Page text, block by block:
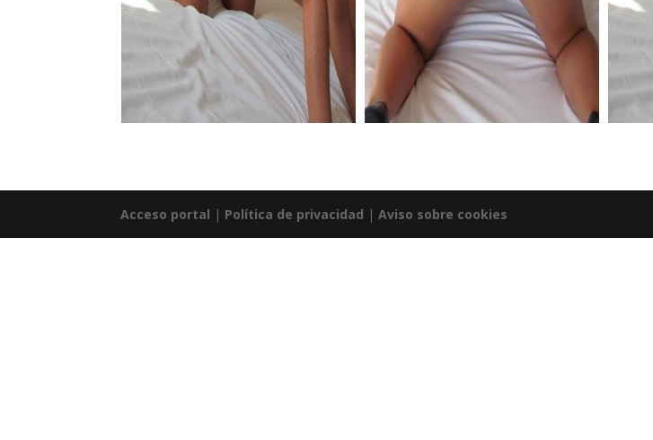
Acceso portal | Política de privacidad |Aviso sobre cookies